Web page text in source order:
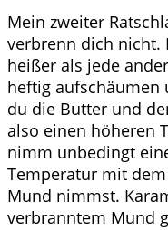
Mein zweiter
verbrenn dich nicht.
heißer als jede
heftig aufschäumen
du die Butter und
also einen höheren
nimm unbedingt
Temperatur mit
Mund nimmst.
verbranntem Mund